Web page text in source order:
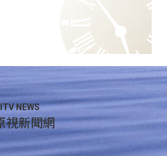
NEWS
視新聞網